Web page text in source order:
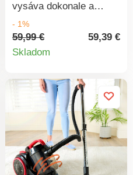
vysáva dokonale a
ticho. Radí sa do
najvyšších tried
účinnosti vysávania
účinnosti filtrácie
prachu. Vďaka HEPA
H13 filtru zaisťuje
špičkovú filtráciu
vhodnú pre alergikov.
Vstupný mikrofilter je
umývateľný. Kovovú
- 1%
59,99 €
59,39 €
Skladom
Detail